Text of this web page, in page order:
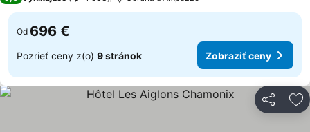
Od 696 €
Pozrieť ceny z(o) 9 stránok Zobraziť ceny
Zdieľať